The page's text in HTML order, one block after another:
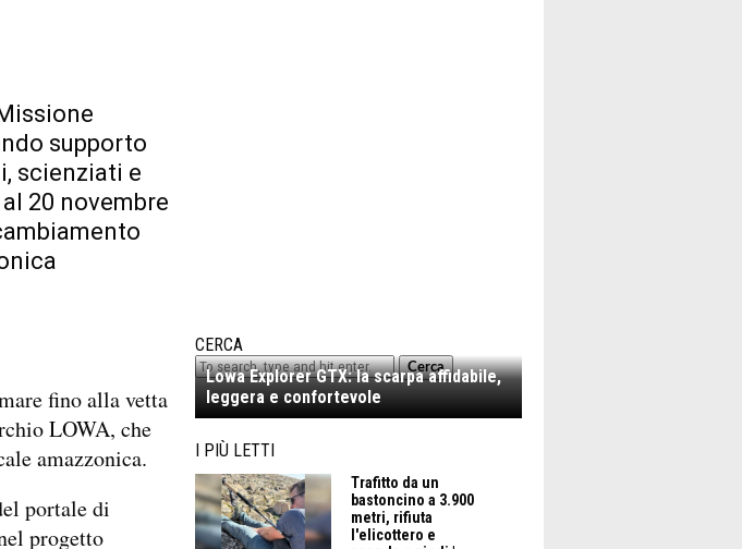
supporto
scienziati e
20 novembre
fino alla vetta
LOWA, che
amazzonica.
portale di
progetto
CERCA
Cerca
Lowa Explorer GTX: la scarpa affidabile,
leggera e confortevole
I PIÙ LETTI
Trafitto da un
bastoncino a 3.900
metri, rifiuta
l'elicottero e